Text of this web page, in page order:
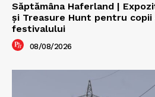
Săptămâna Haferland |
şi Treasure Hunt pentru copii
festivalului
08/08/2026